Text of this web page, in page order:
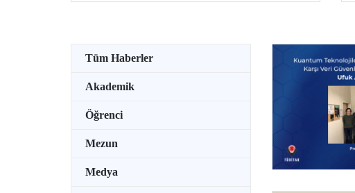
ve birimler adaylara bilgi vermeye devam edecek.
Tüm Haberler
Akademik
Öğrenci
Mezun
Medya